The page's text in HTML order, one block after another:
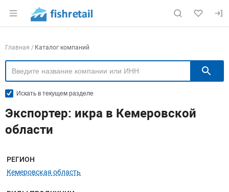
Раздел навигации по сайту fishretail.ru
Навигация по компаниям
Главная Каталог компаний
Искать в текущем разделе
Экспортер: икра в Кемеровской
области
Меню навигации
РЕГИОН
Кемеровская область